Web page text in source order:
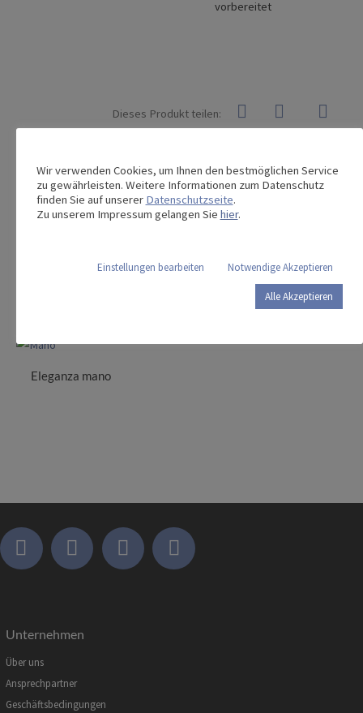
vorbereitet
Dieses Produkt teilen:
Das könnte Sie auch interessieren …
image 3-b
Eleganza mano
Unternehmen
Über uns
Ansprechpartner
Geschäftsbedingungen
Wir verwenden Cookies, um Ihnen den bestmöglichen Service
zu gewährleisten. Weitere Informationen zum Datenschutz
finden Sie auf unserer Datenschutzseite.
Zu unserem Impressum gelangen Sie hier.
Einstellungen bearbeiten Notwendige Akzeptieren
Alle Akzeptieren